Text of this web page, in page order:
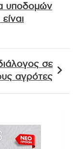
υποδομών
σε
αγρότες